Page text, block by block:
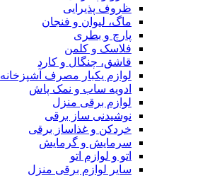
ظروف پذیرایی
ماگ، لیوان و فنجان
پارچ و بطری
فلاسک و کلمن
قاشق، چنگال و کارد
لوازم یکبار مصرف آشپزخانه
ادویه ساب و نمک پاش
لوازم برقی منزل
نوشیدنی ساز برقی
خردکن و غذاساز برقی
سرمایش و گرمایش
اتو و لوازم اتو
سایر لوازم برقی منزل